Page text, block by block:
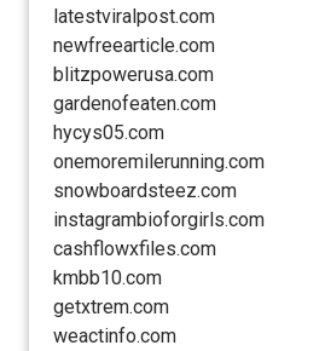
latestviralpost.com
newfreearticle.com
blitzpowerusa.com
gardenofeaten.com
hycys05.com
onemoremilerunning.com
snowboardsteez.com
instagrambioforgirls.com
cashflowxfiles.com
kmbb10.com
getxtrem.com
weactinfo.com